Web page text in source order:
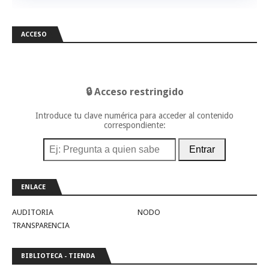
ACCESO
🔒 Acceso restringido
Introduce tu clave numérica para acceder al contenido
correspondiente:
Entrar
ENLACE
AUDITORIA
NODO
TRANSPARENCIA
BIBLIOTECA - TIENDA